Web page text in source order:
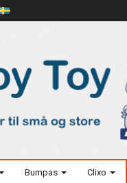
Bumpas Clixo